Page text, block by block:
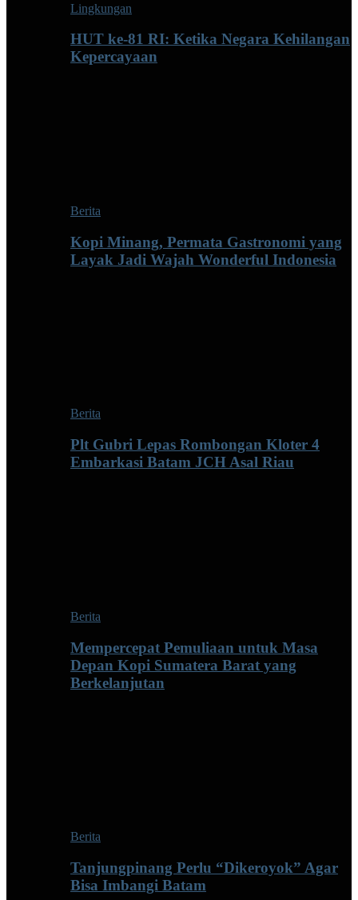
Lingkungan
HUT ke-81 RI: Ketika Negara Kehilangan
Kepercayaan
Berita
Kopi Minang, Permata Gastronomi yang
Layak Jadi Wajah Wonderful Indonesia
Berita
Plt Gubri Lepas Rombongan Kloter 4
Embarkasi Batam JCH Asal Riau
Berita
Mempercepat Pemuliaan untuk Masa
Depan Kopi Sumatera Barat yang
Berkelanjutan
Berita
Tanjungpinang Perlu “Dikeroyok” Agar
Bisa Imbangi Batam